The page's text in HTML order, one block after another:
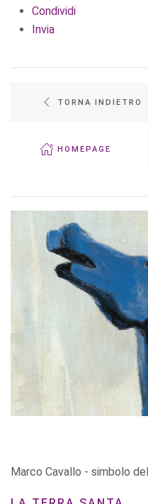
Condividi
Invia
TORNA INDIETRO
HOMEPAGE
Marco Cavallo - simbolo